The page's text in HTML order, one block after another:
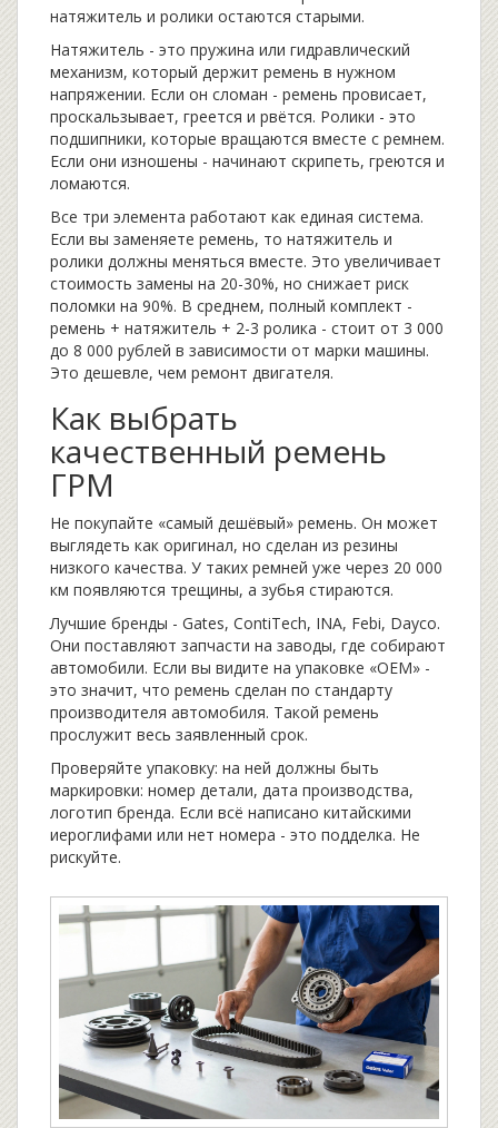
натяжитель и ролики остаются старыми.
Натяжитель - это пружина или гидравлический
механизм, который держит ремень в нужном
напряжении. Если он сломан - ремень провисает,
проскальзывает, греется и рвётся. Ролики - это
подшипники, которые вращаются вместе с ремнем.
Если они изношены - начинают скрипеть, греются и
ломаются.
Все три элемента работают как единая система.
Если вы заменяете ремень, то натяжитель и
ролики должны меняться вместе. Это увеличивает
стоимость замены на 20-30%, но снижает риск
поломки на 90%. В среднем, полный комплект -
ремень + натяжитель + 2-3 ролика - стоит от 3 000
до 8 000 рублей в зависимости от марки машины.
Это дешевле, чем ремонт двигателя.
Как выбрать
качественный ремень
ГРМ
Не покупайте «самый дешёвый» ремень. Он может
выглядеть как оригинал, но сделан из резины
низкого качества. У таких ремней уже через 20 000
км появляются трещины, а зубья стираются.
Лучшие бренды - Gates, ContiTech, INA, Febi, Dayco.
Они поставляют запчасти на заводы, где собирают
автомобили. Если вы видите на упаковке «OEM» -
это значит, что ремень сделан по стандарту
производителя автомобиля. Такой ремень
прослужит весь заявленный срок.
Проверяйте упаковку: на ней должны быть
маркировки: номер детали, дата производства,
логотип бренда. Если всё написано китайскими
иероглифами или нет номера - это подделка. Не
рискуйте.